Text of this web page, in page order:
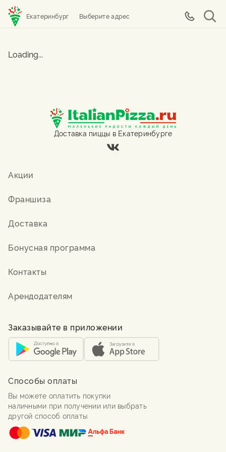
Екатеринбург Выберите адрес
Loading...
Доставка пиццы в Екатеринбурге
Акции
Франшиза
Доставка
Бонусная программа
Контакты
Арендодателям
Заказывайте в приложении
Способы оплаты
Вы можете оплатить покупки
наличными при получении или выбрать
другой способ оплаты